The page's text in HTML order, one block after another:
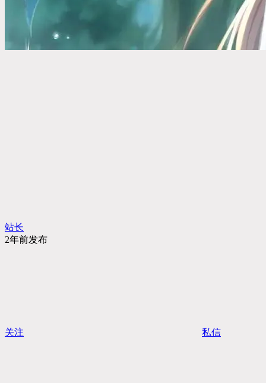
站长
2年前发布
关注 私信